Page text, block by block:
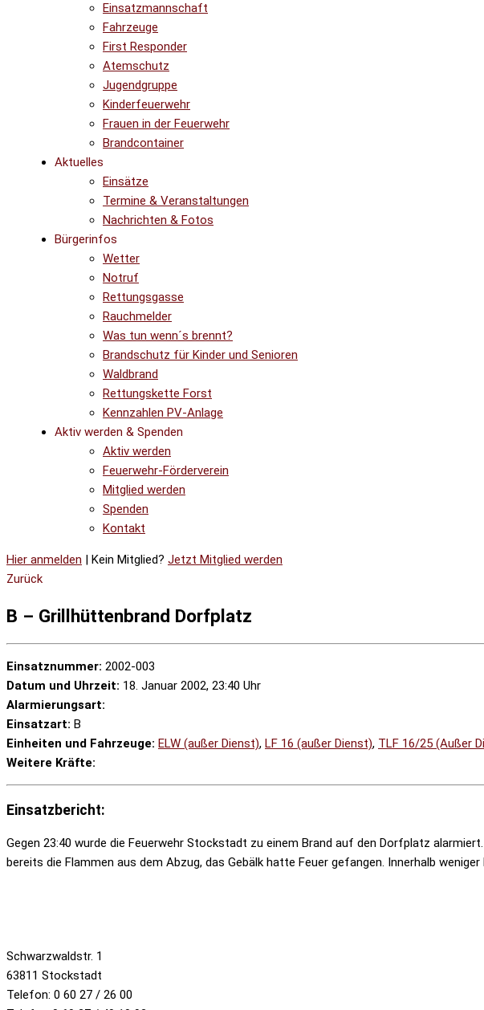
Einsatzmannschaft
Fahrzeuge
First Responder
Atemschutz
Jugendgruppe
Kinderfeuerwehr
Frauen in der Feuerwehr
Brandcontainer
Aktuelles
Einsätze
Termine & Veranstaltungen
Nachrichten & Fotos
Bürgerinfos
Wetter
Notruf
Rettungsgasse
Rauchmelder
Was tun wenn´s brennt?
Brandschutz für Kinder und Senioren
Waldbrand
Rettungskette Forst
Kennzahlen PV-Anlage
Aktiv werden & Spenden
Aktiv werden
Feuerwehr-Förderverein
Mitglied werden
Spenden
Kontakt
Hier anmelden | Kein Mitglied? Jetzt Mitglied werden
Zurück
B – Grillhüttenbrand Dorfplatz
Einsatznummer: 2002-003
Datum und Uhrzeit: 18. Januar 2002, 23:40 Uhr
Alarmierungsart:
Einsatzart: B
Einheiten und Fahrzeuge: ELW (außer Dienst), LF 16 (außer Dienst), TLF 16/25 (Außer
Weitere Kräfte:
Einsatzbericht:
Gegen 23:40 wurde die Feuerwehr Stockstadt zu einem Brand auf den Dorfplatz
bereits die Flammen aus dem Abzug, das Gebälk hatte Feuer gefangen. Innerhalb
Schwarzwaldstr. 1
63811 Stockstadt
Telefon: 0 60 27 / 26 00